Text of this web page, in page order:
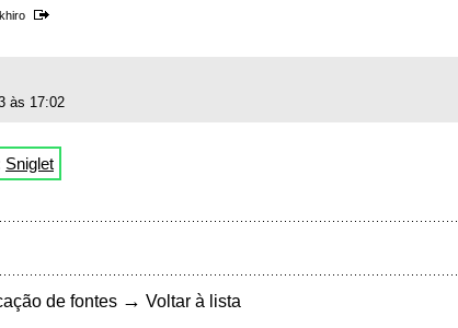
khiro
às 17:02
Sniglet
de fontes → Voltar à lista